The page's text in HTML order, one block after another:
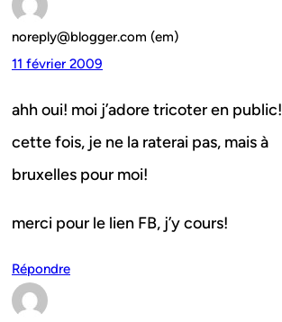
noreply@blogger.com (em)
11 février 2009
ahh oui! moi j’adore tricoter en public!
cette fois, je ne la raterai pas, mais à
bruxelles pour moi!
merci pour le lien FB, j’y cours!
Répondre